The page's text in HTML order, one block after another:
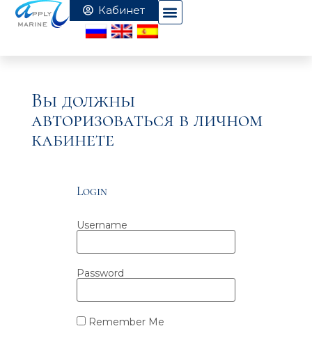
Вы должны
авторизоваться в личном
кабинете
Login
Username
Password
Remember Me